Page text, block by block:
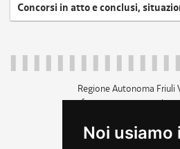
Noi usiamo
Concorsi in atto e conclusi,
Regione Autonoma Friuli
c.f. 80014930327; p.iva
+39 040